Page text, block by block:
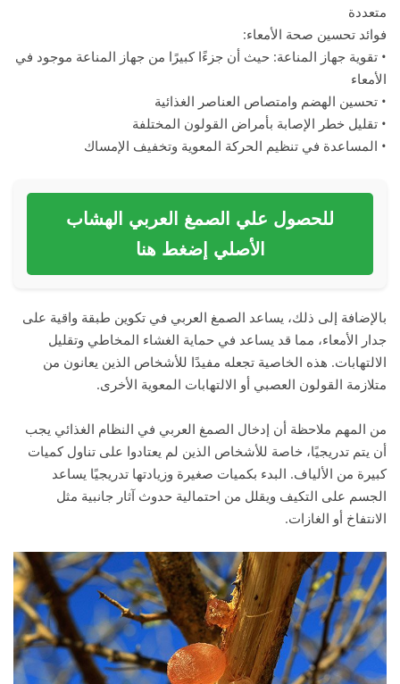
متعددة
فوائد تحسين صحة الأمعاء:
• تقوية جهاز المناعة: حيث أن جزءًا كبيرًا من جهاز المناعة موجود في
الأمعاء
• تحسين الهضم وامتصاص العناصر الغذائية
• تقليل خطر الإصابة بأمراض القولون المختلفة
• المساعدة في تنظيم الحركة المعوية وتخفيف الإمساك
للحصول علي الصمغ العربي الهشاب
الأصلي إضغط هنا
بالإضافة إلى ذلك، يساعد الصمغ العربي في تكوين طبقة واقية على
جدار الأمعاء، مما قد يساعد في حماية الغشاء المخاطي وتقليل
الالتهابات. هذه الخاصية تجعله مفيدًا للأشخاص الذين يعانون من
متلازمة القولون العصبي أو الالتهابات المعوية الأخرى.
من المهم ملاحظة أن إدخال الصمغ العربي في النظام الغذائي يجب
أن يتم تدريجيًا، خاصة للأشخاص الذين لم يعتادوا على تناول كميات
كبيرة من الألياف. البدء بكميات صغيرة وزيادتها تدريجيًا يساعد
الجسم على التكيف ويقلل من احتمالية حدوث آثار جانبية مثل
الانتفاخ أو الغازات.